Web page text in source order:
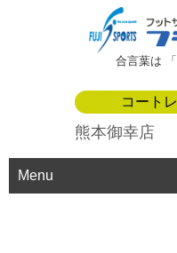
合言葉は
コート
熊本御幸店
Menu